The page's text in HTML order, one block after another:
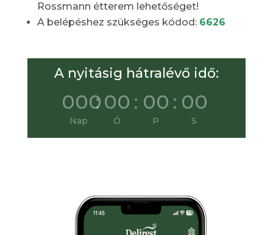
Rossmann étterem lehetőséget!
A belépéshez szükséges kódod: 6626
A nyitásig hátralévő idő:
000
Nap
:00
Ó
: 00
P
: 00
S